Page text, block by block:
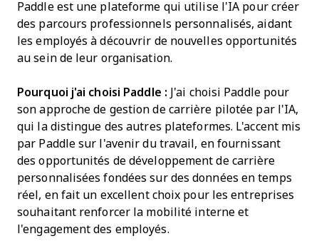
Paddle est une plateforme qui utilise l'IA pour créer
des parcours professionnels personnalisés, aidant
les employés à découvrir de nouvelles opportunités
au sein de leur organisation.
Pourquoi j'ai choisi Paddle : J'ai choisi Paddle pour
son approche de gestion de carrière pilotée par l'IA,
qui la distingue des autres plateformes. L'accent mis
par Paddle sur l'avenir du travail, en fournissant
des opportunités de développement de carrière
personnalisées fondées sur des données en temps
réel, en fait un excellent choix pour les entreprises
souhaitant renforcer la mobilité interne et
l'engagement des employés.